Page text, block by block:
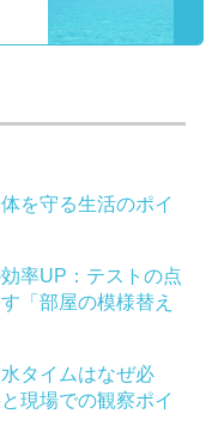
を守る生活のポイ
率UP：テストの点
「部屋の模様替え
タイムはなぜ必
現場での観察ポイ